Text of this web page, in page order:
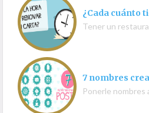
¿Cada cuánto
Tener un
7 nombres
Ponerle nombres